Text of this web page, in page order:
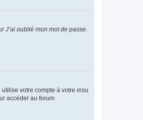
J’ai oublié mon mot de passe
votre compte à votre insu
accéder au forum